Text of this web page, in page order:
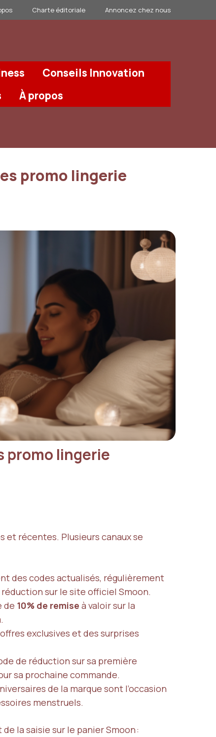
Charte éditoriale Annoncez chez nous
Conseils Innovation
À propos
promo lingerie
promo lingerie
et récentes. Plusieurs canaux se
des codes actualisés, régulièrement
réduction sur le site officiel Smoon.
de 10% de remise à valoir sur la
exclusives et des surprises
de réduction sur sa première
sa prochaine commande.
de la marque sont l’occasion
menstruels.
la saisie sur le panier Smoon :